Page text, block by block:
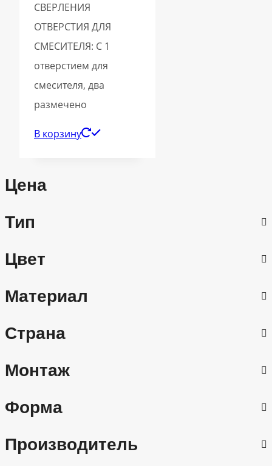
СВЕРЛЕНИЯ
ОТВЕРСТИЯ ДЛЯ
СМЕСИТЕЛЯ: С 1
отверстием для
смесителя, два
размечено
В корзину
Цена
Тип
Цвет
Материал
Страна
Монтаж
Форма
Производитель